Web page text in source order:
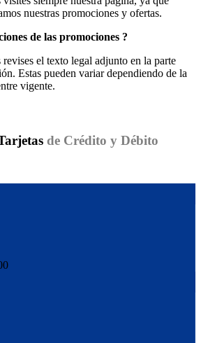
nuestras promociones y ofertas.
de las promociones ?
el texto legal adjunto en la parte
Estas pueden variar dependiendo de la
vigente.
de Crédito y Débito